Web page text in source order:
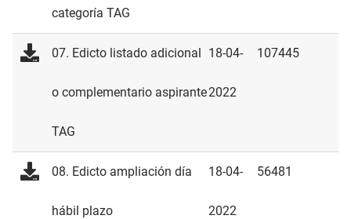
categoría TAG
07. Edicto listado adicional
o complementario aspirante
TAG
18-04-
2022
107445
08. Edicto ampliación día
hábil plazo
18-04-
2022
56481